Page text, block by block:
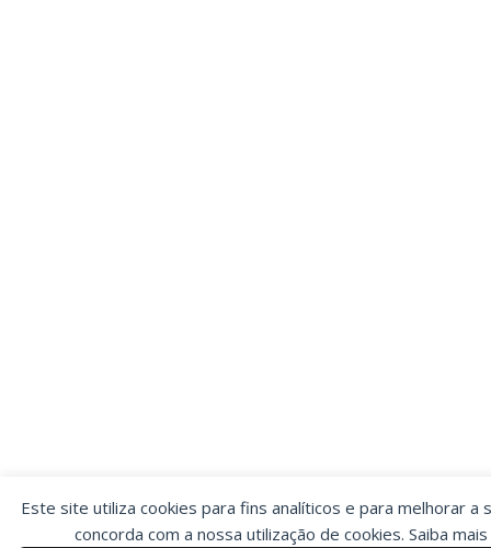
Este site utiliza cookies para fins analíticos e para melhorar a
concorda com a nossa utilização de cookies. Saiba